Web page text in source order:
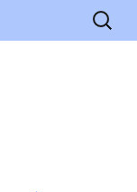
historiques